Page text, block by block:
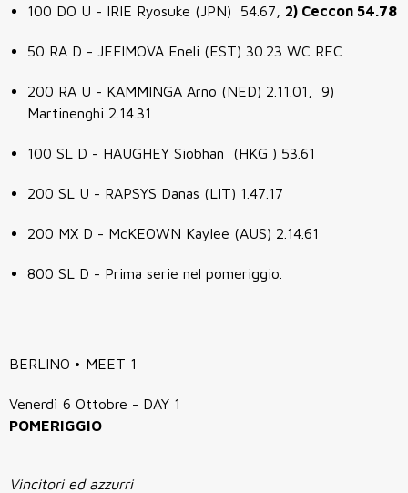
100 DO U - IRIE Ryosuke (JPN) 54.67, 2) Ceccon 54.78
50 RA D - JEFIMOVA Eneli (EST) 30.23 WC REC
200 RA U - KAMMINGA Arno (NED) 2.11.01, 9)
Martinenghi 2.14.31
100 SL D - HAUGHEY Siobhan (HKG ) 53.61
200 SL U - RAPSYS Danas (LIT) 1.47.17
200 MX D - McKEOWN Kaylee (AUS) 2.14.61
800 SL D - Prima serie nel pomeriggio.
BERLINO • MEET 1
Venerdì 6 Ottobre - DAY 1
POMERIGGIO
Vincitori ed azzurri